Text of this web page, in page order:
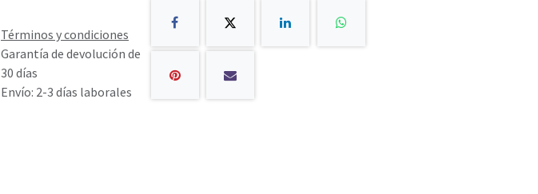
Términos y condiciones
Garantía de devolución de
30 días
Envío: 2-3 días laborales